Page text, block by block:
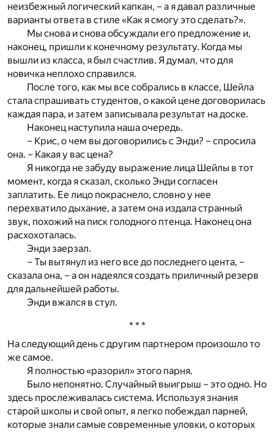
неизбежный логический капкан, – а я давал различные
варианты ответа в стиле «Как я смогу это сделать?».
Мы снова и снова обсуждали его предложение и,
наконец, пришли к конечному результату. Когда мы
вышли из класса, я был счастлив. Я думал, что для
новичка неплохо справился.
После того, как мы все собрались в классе, Шейла
стала спрашивать студентов, о какой цене договорилась
каждая пара, и затем записывала результат на доске.
Наконец наступила наша очередь.
– Крис, о чем вы договорились с Энди? – спросила
она. – Какая у вас цена?
Я никогда не забуду выражение лица Шейлы в тот
момент, когда я сказал, сколько Энди согласен
заплатить. Ее лицо покраснело, словно у нее
перехватило дыхание, а затем она издала странный
звук, похожий на писк голодного птенца. Наконец она
расхохоталась.
Энди заерзал.
– Ты вытянул из него все до последнего цента, –
сказала она, – а он надеялся создать приличный резерв
для дальнейшей работы.
Энди вжался в стул.
* * *
На следующий день с другим партнером произошло то
же самое.
Я полностью «разорил» этого парня.
Было непонятно. Случайный выигрыш – это одно. Но
здесь прослеживалась система. Используя знания
старой школы и свой опыт, я легко побеждал парней,
которые знали самые современные уловки, о которых